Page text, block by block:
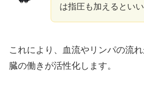
は指圧も加えるとい
これにより、血流やリンパの流
臓の働きが活性化します。